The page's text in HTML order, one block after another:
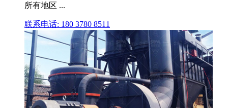
所有地区 ...
联系电话: 180 3780 8511